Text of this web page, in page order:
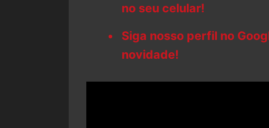
no seu celular!
Siga nosso perfil no
novidade!